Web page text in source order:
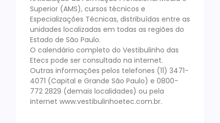
Superior (AMS), cursos técnicos e
Especializações Técnicas, distribuídas entre as
unidades localizadas em todas as regiões do
Estado de São Paulo.
O calendário completo do Vestibulinho das
Etecs pode ser consultado na internet.
Outras informações pelos telefones (11) 3471-
4071 (Capital e Grande São Paulo) e 0800-
772 2829 (demais localidades) ou pela
internet www.vestibulinhoetec.com.br.